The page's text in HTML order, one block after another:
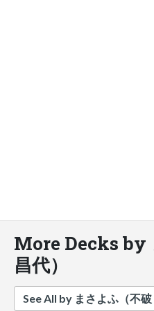
More Decks by
昌代）
See All by まさよふ（不破